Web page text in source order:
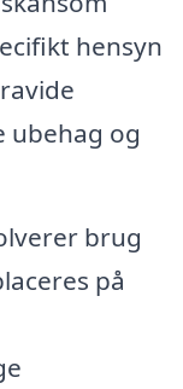
hensyn
ubehag og
brug
på